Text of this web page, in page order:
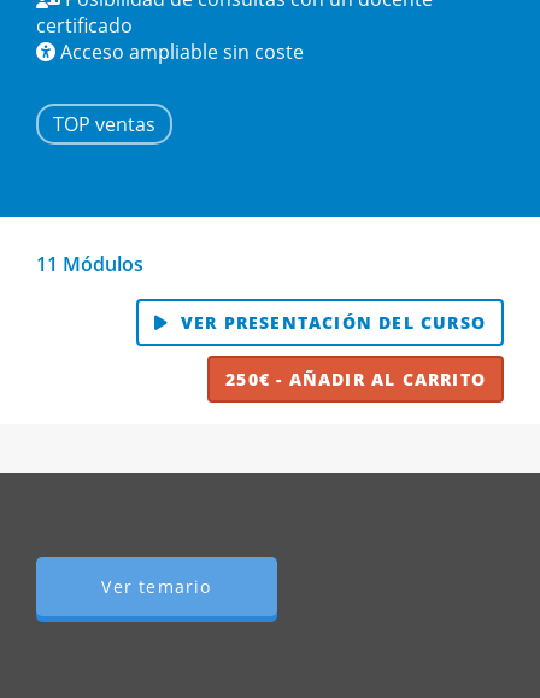
certificado
Acceso ampliable sin coste
TOP ventas
11 Módulos
VER PRESENTACIÓN DEL CURSO
250€ - AÑADIR AL CARRITO
Ver temario